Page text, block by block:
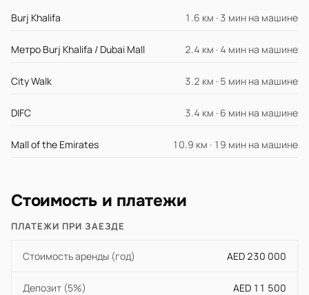
Burj Khalifa 1.6 км · 3 мин на машине
Метро Burj Khalifa / Dubai Mall 2.4 км · 4 мин на машине
City Walk 3.2 км · 5 мин на машине
DIFC 3.4 км · 6 мин на машине
Mall of the Emirates 10.9 км · 19 мин на машине
Стоимость и платежи
ПЛАТЕЖИ ПРИ ЗАЕЗДЕ
Стоимость аренды (год) AED 230 000
Депозит (5%) AED 11 500